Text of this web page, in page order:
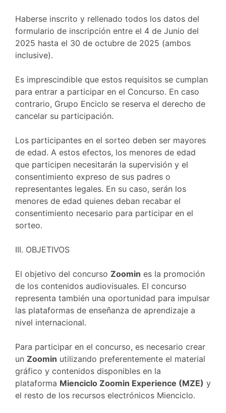
Haberse inscrito y rellenado todos los datos del
formulario de inscripción entre el 4 de Junio del
2025 hasta el 30 de octubre de 2025 (ambos
inclusive).
Es imprescindible que estos requisitos se cumplan
para entrar a participar en el Concurso. En caso
contrario, Grupo Enciclo se reserva el derecho de
cancelar su participación.
Los participantes en el sorteo deben ser mayores
de edad. A estos efectos, los menores de edad
que participen necesitarán la supervisión y el
consentimiento expreso de sus padres o
representantes legales. En su caso, serán los
menores de edad quienes deban recabar el
consentimiento necesario para participar en el
sorteo.
III. OBJETIVOS
El objetivo del concurso Zoomin es la promoción
de los contenidos audiovisuales. El concurso
representa también una oportunidad para impulsar
las plataformas de enseñanza de aprendizaje a
nivel internacional.
Para participar en el concurso, es necesario crear
un Zoomin utilizando preferentemente el material
gráfico y contenidos disponibles en la
plataforma Mienciclo Zoomin Experience (MZE) y
el resto de los recursos electrónicos Mienciclo.